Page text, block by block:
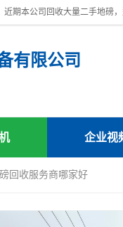
有限公司
企业视
回收服务商哪家好